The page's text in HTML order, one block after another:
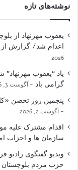
نوشته‌های تازه
یعقوب مهرنهاد از
اعدام شد/ گزارش از
2026
یاد “یعقوب
گرامی باد
آگوست 3, 2026
پنجمین روز تحصن
آگوست 2, 2026
اقدام مشترک علیه
سازمان ها و احزاب
ویدیو گفتگوی رادیو
حزب مردم بلوچستان